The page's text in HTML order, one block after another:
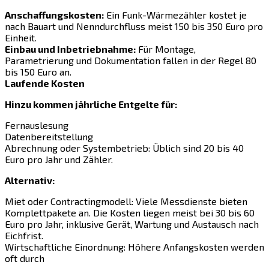
Anschaffungskosten: Ein Funk-Wärmezähler kostet je
nach Bauart und Nenndurchfluss meist 150 bis 350 Euro pro
Einheit.
Einbau und Inbetriebnahme: Für Montage,
Parametrierung und Dokumentation fallen in der Regel 80
bis 150 Euro an.
Laufende Kosten
Hinzu kommen jährliche Entgelte für:
Fernauslesung
Datenbereitstellung
Abrechnung oder Systembetrieb: Üblich sind 20 bis 40
Euro pro Jahr und Zähler.
Alternativ:
Miet oder Contractingmodell: Viele Messdienste bieten
Komplettpakete an. Die Kosten liegen meist bei 30 bis 60
Euro pro Jahr, inklusive Gerät, Wartung und Austausch nach
Eichfrist.
Wirtschaftliche Einordnung: Höhere Anfangskosten werden
oft durch